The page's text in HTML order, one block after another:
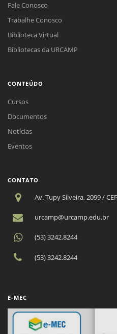
Fale Conosco
Trabalhe Conosco
Biblioteca Virtual
Bibliotecas da URCAMP
CONTEÚDO
Cursos
Documentos
Notícias
Eventos
CONTATO
Av. Tupy Silveira, 2099 /
urcamp@urcamp.edu.br
(53) 3242.8244
(53) 3242.8244
E-MEC